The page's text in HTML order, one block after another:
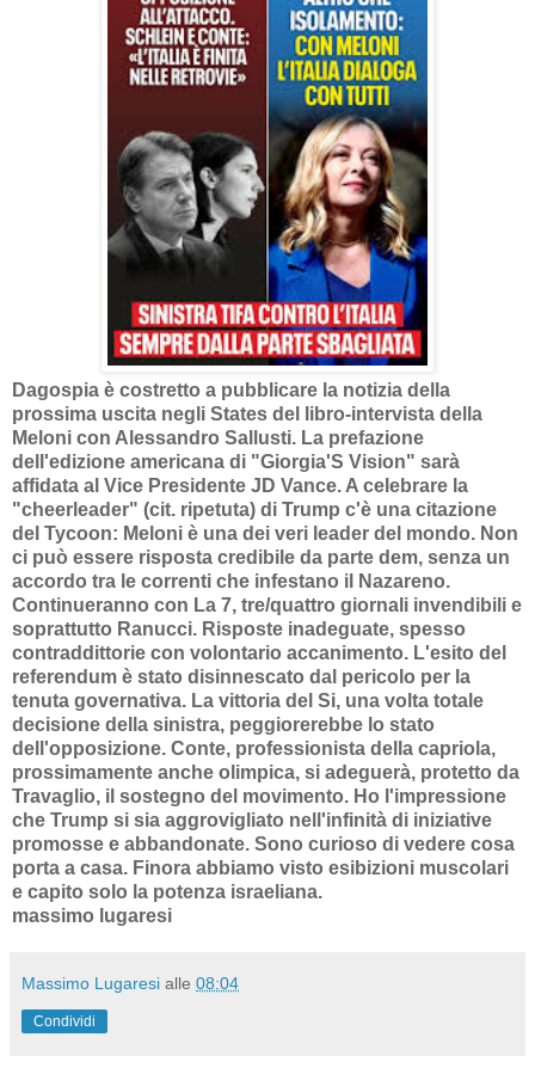
Dagospia è costretto a pubblicare la notizia della
prossima uscita negli States del libro-intervista della
Meloni con Alessandro Sallusti. La prefazione
dell'edizione americana di "Giorgia'S Vision" sarà
affidata al Vice Presidente JD Vance. A celebrare la
"cheerleader" (cit. ripetuta) di Trump c'è una citazione
del Tycoon: Meloni è una dei veri leader del mondo. Non
ci può essere risposta credibile da parte dem, senza un
accordo tra le correnti che infestano il Nazareno.
Continueranno con La 7, tre/quattro giornali invendibili e
soprattutto Ranucci. Risposte inadeguate, spesso
contraddittorie con volontario accanimento. L'esito del
referendum è stato disinnescato dal pericolo per la
tenuta governativa. La vittoria del Si, una volta totale
decisione della sinistra, peggiorerebbe lo stato
dell'opposizione. Conte, professionista della capriola,
prossimamente anche olimpica, si adeguerà, protetto da
Travaglio, il sostegno del movimento. Ho l'impressione
che Trump si sia aggrovigliato nell'infinità di iniziative
promosse e abbandonate. Sono curioso di vedere cosa
porta a casa. Finora abbiamo visto esibizioni muscolari
e capito solo la potenza israeliana.
massimo lugaresi
Massimo Lugaresi alle 08:04
Condividi